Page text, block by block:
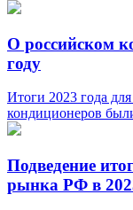
О российском
году
Итоги 2023 года
кондиционеров
Подведение
рынка РФ в